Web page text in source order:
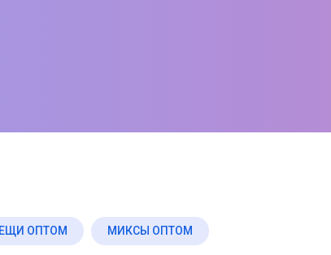
ОПТОМ МИКСЫ ОПТОМ